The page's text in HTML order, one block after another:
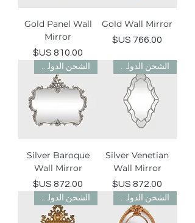
Gold Wall Mirror
السعر
Gold Panel Wall
Mirror
السعر
الشحن الدولي مجاني
Silver Venetian
Wall Mirror
السعر
الشحن الدولي مجاني
Silver Baroque
Wall Mirror
السعر
الشحن الدولي مجاني الشحن الدولي مجاني